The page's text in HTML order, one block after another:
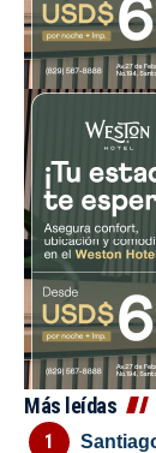
Más leídas